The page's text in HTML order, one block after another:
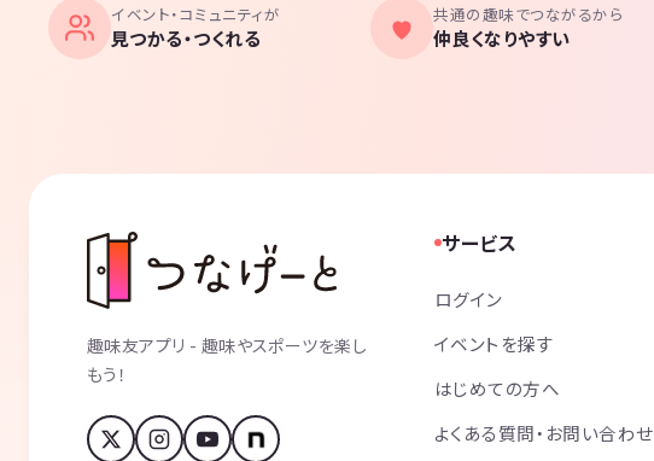
イベント・コミュニティが
見つかる・つくれる
共通の趣味でつながるから
仲良くなりやすい
趣味友アプリ - 趣味やスポーツを楽し
もう！
サービス
ログイン
イベントを探す
はじめての方へ
よくある質問・お問い合わせ